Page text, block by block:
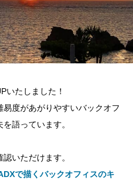
いたしました！
度があがりやすいバックオフ
語っています。
いただけます。
で描くバックオフィスのキ